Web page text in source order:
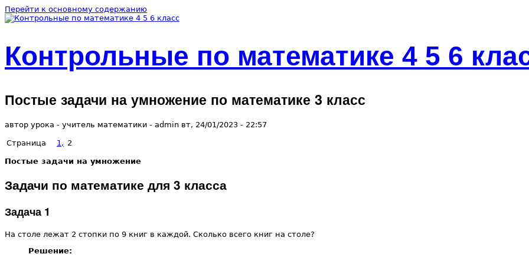
Перейти к основному содержанию
Контрольные по математике 4 5 6
Постые задачи на умножение по математике 3 класс
автор урока - учитель математики - admin вт, 24/01/2023 - 22:57
Страница 1, 2
Постые задачи на умножение
Задачи по математике для 3 класса
Задача 1
На столе лежат 2 стопки по 9 книг в каждой. Сколько всего книг на столе?
Решение: